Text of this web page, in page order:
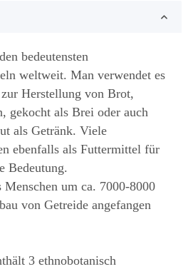
bedeutensten
weltweit. Man verwendet es
Herstellung von Brot,
gekocht als Brei oder auch
als Getränk. Viele
ebenfalls als Futtermittel für
Bedeutung.
Menschen um ca. 7000-8000
von Getreide angefangen
3 ethnobotanisch